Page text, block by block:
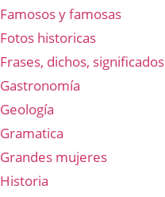
Famosos y famosas
Fotos historicas
Frases, dichos, significados
Gastronomía
Geología
Gramatica
Grandes mujeres
Historia